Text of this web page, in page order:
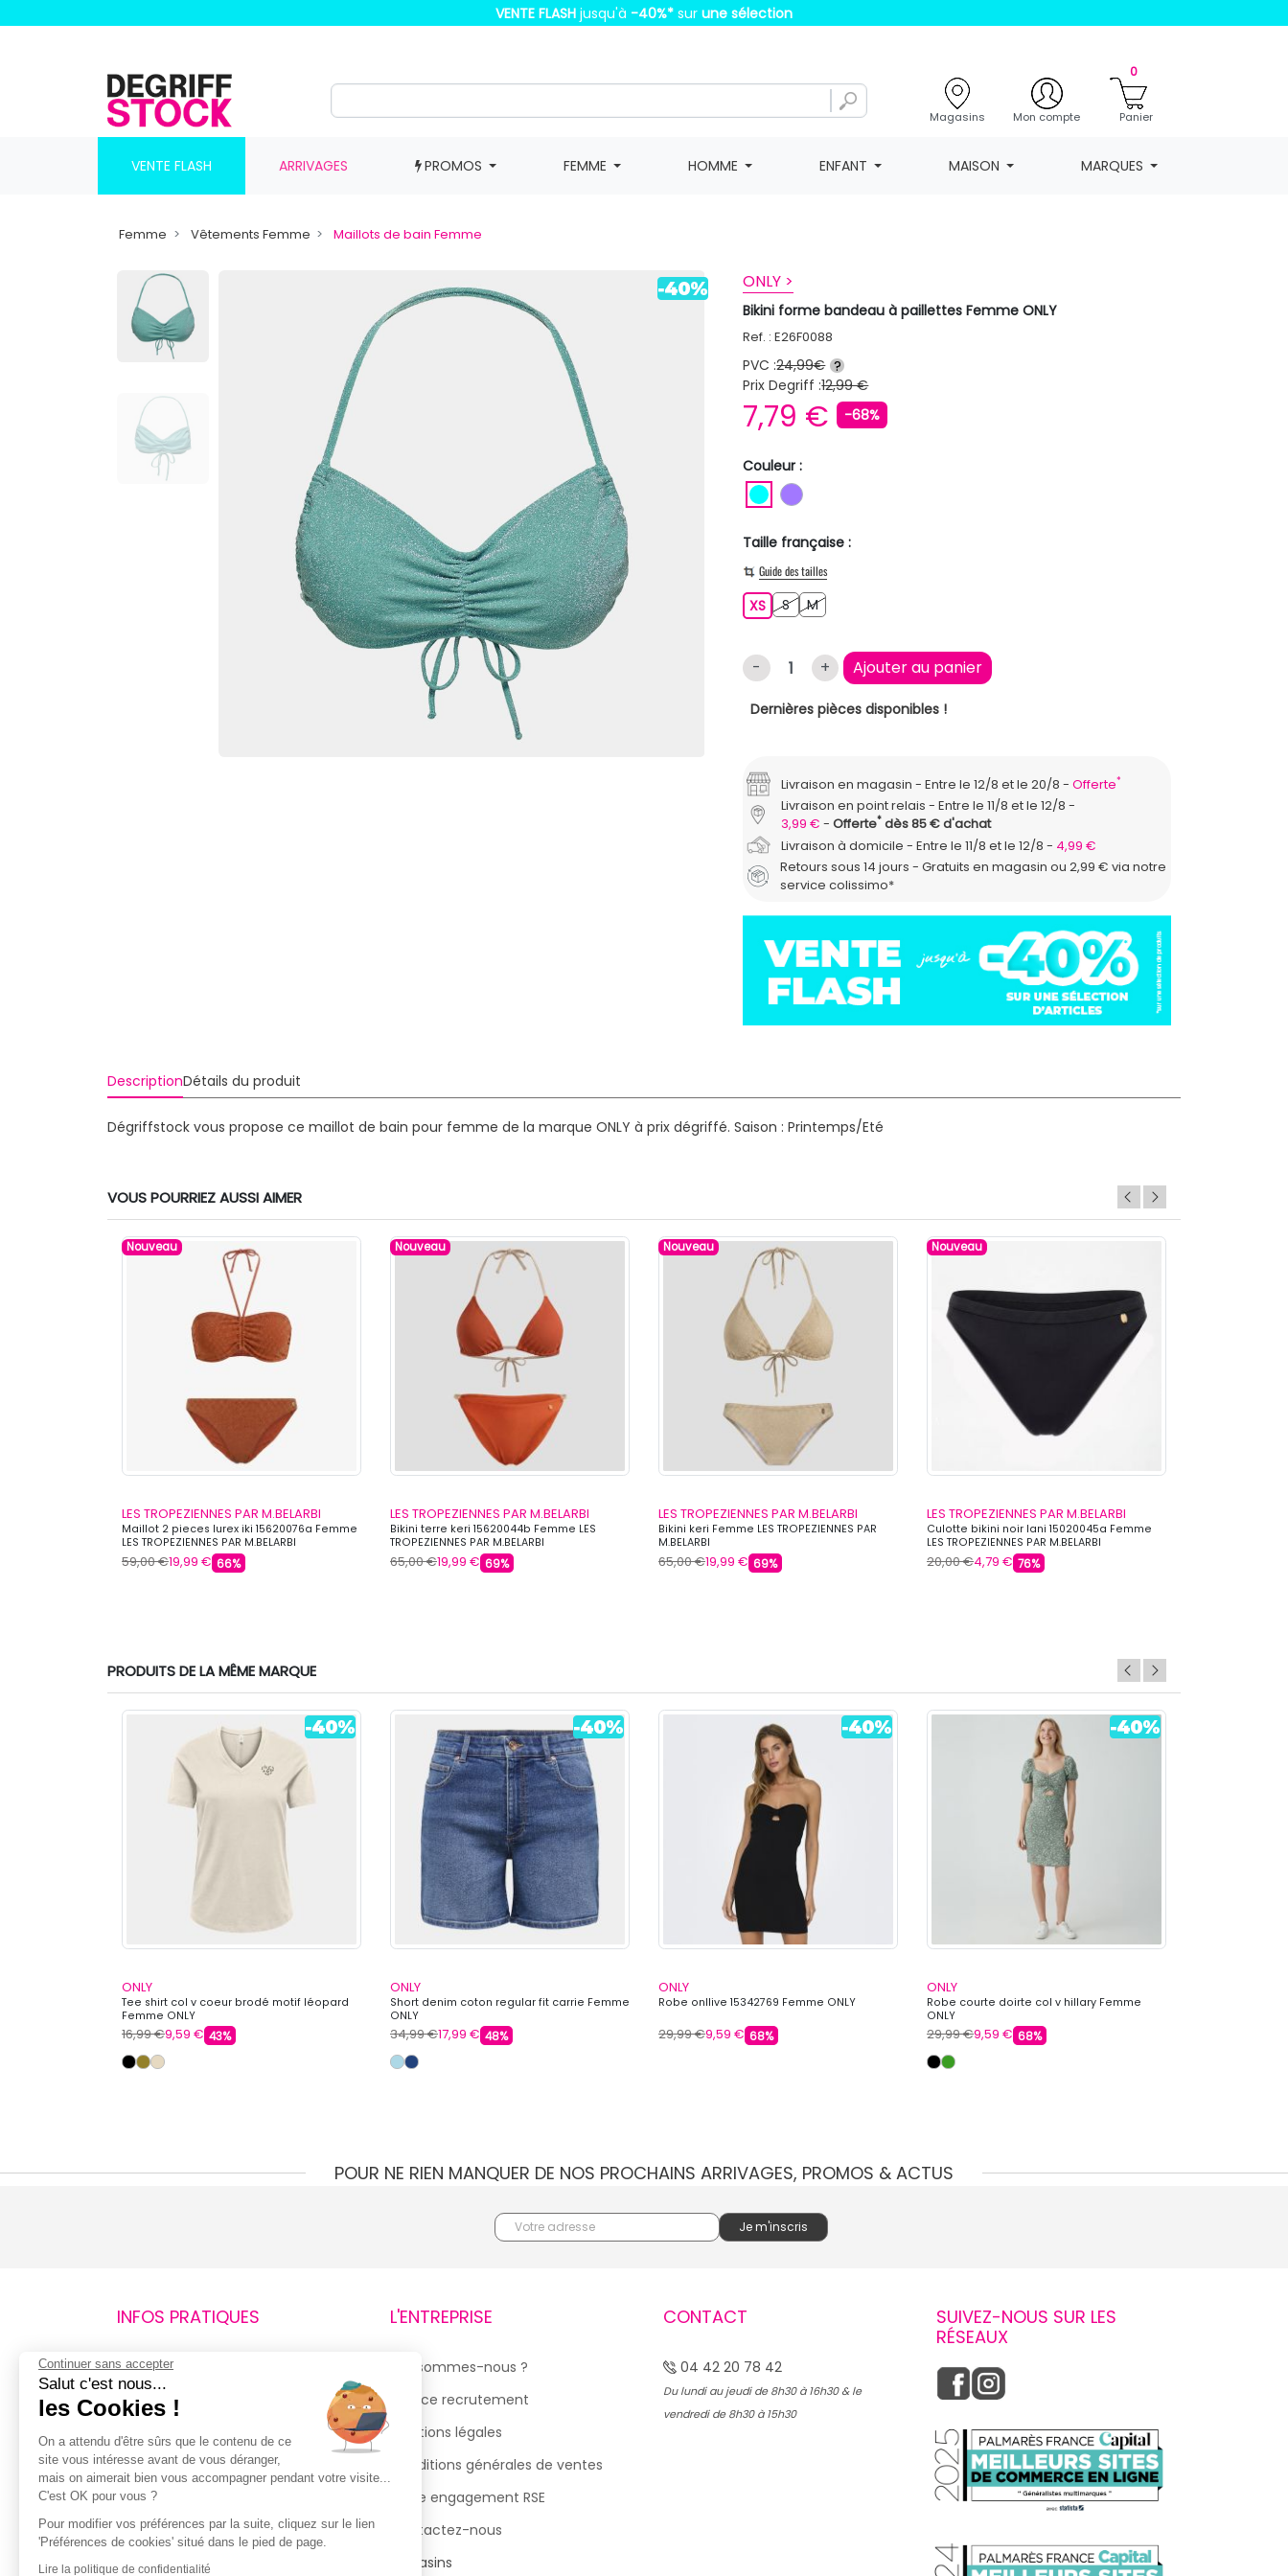
VENTE FLASH jusqu'à -40%* sur une sélection
Magasins Mon compte
0
Panier
VENTE FLASH ARRIVAGES PROMOS FEMME HOMME ENFANT MAISON MARQUES
Femme Vêtements Femme Maillots de bain Femme
ONLY >
Bikini forme bandeau à paillettes Femme ONLY
Ref. : E26F0088
PVC :24,99€ ?
Prix Degriff :12,99 €
7,79 € -68%
Couleur :
TURQUOISE
VIOLET CLAIR
Taille française :
Guide des tailles
XSXSSS MM
- + Ajouter au panier
Dernières pièces disponibles !
Livraison en magasin Entre le 12/8 et le 20/8 Offerte*
Livraison en point relais
Entre le 11/8 et le 12/8
3,99 €
Offerte*dès 85 € d'achat
Livraison à domicile
Entre le 11/8 et le 12/8
4,99 €
Retours sous 14 jours - Gratuits en magasin ou 2,99 € via notre
service colissimo*
DescriptionDétails du produit
Dégriffstock vous propose ce maillot de bain pour femme de la marque ONLY à prix dégriffé. Saison : Printemps/Eté
VOUS POURRIEZ AUSSI AIMER
Nouveau
LES TROPEZIENNES PAR M.BELARBI
Maillot 2 pieces lurex iki 15620076a Femme
LES TROPEZIENNES PAR M.BELARBI
59,00 €19,99 € 66%
Nouveau
LES TROPEZIENNES PAR M.BELARBI
Bikini terre keri 15620044b Femme LES
TROPEZIENNES PAR M.BELARBI
65,00 €19,99 € 69%
Nouveau
LES TROPEZIENNES PAR M.BELARBI
Bikini keri Femme LES TROPEZIENNES PAR
M.BELARBI
65,00 €19,99 € 69%
Nouveau
LES TROPEZIENNES PAR M.BELARBI
Culotte bikini noir lani 15020045a Femme
LES TROPEZIENNES PAR M.BELARBI
20,00 €4,79 € 76%
PRODUITS DE LA MÊME MARQUE
ONLY
Tee shirt col v coeur brodé motif léopard
Femme ONLY
16,99 €9,59 € 43%
ONLY
Short denim coton regular fit carrie Femme
ONLY
34,99 €17,99 € 48%
ONLY
Robe onllive 15342769 Femme ONLY
29,99 €9,59 € 68%
ONLY
Robe courte doirte col v hillary Femme
ONLY
29,99 €9,59 € 68%
POUR NE RIEN MANQUER DE NOS PROCHAINS ARRIVAGES, PROMOS & ACTUS
INFOS PRATIQUES
Retours et remboursements
Suivi de commande
Livraisons
Guide des tailles
Politique de confidentialité
Conditions générales d’utilisation
de la Carte de Fidélité
L'ENTREPRISE
Qui sommes-nous ?
Espace recrutement
Mentions légales
Conditions générales de ventes
Notre engagement RSE
Contactez-nous
Magasins
CONTACT
04 42 20 78 42
Du lundi au jeudi de 8h30 à 16h30 & le
vendredi de 8h30 à 15h30
SUIVEZ-NOUS SUR LES
RÉSEAUX
Continuer sans accepter
Salut c'est nous...
les Cookies !
On a attendu d'être sûrs que le contenu de ce
site vous intéresse avant de vous déranger,
mais on aimerait bien vous accompagner pendant votre visite...
C'est OK pour vous ?
Pour modifier vos préférences par la suite, cliquez sur le lien
'Préférences de cookies' situé dans le pied de page.
Lire la politique de confidentialité